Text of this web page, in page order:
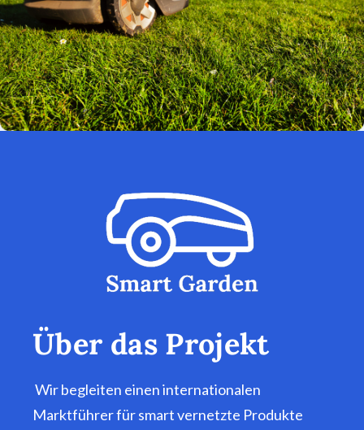
Über das Projekt
Wir begleiten einen internationalen
Marktführer für smart vernetzte Produkte